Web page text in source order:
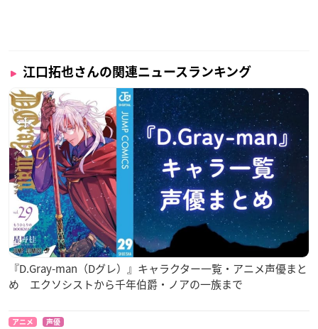
江口拓也さんの関連ニュースランキング
『D.Gray-man（Dグレ）』キャラクター一覧・アニメ声優まと
め エクソシストから千年伯爵・ノアの一族まで
アニメ 声優